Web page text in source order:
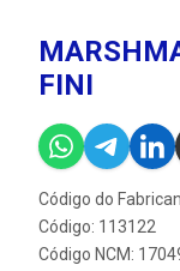
FINI
Código do
Código: 113122
Código NCM: